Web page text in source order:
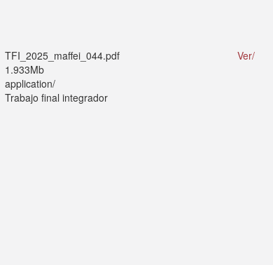
TFI_2025_maffei_044.pdf
1.933Mb
application/
Trabajo final integrador
Ver/